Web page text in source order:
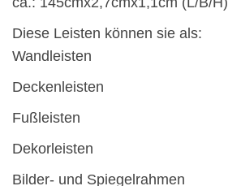
Diese Leisten können sie als:
Wandleisten
Deckenleisten
Fußleisten
Dekorleisten
Bilder- und Spiegelrahmen